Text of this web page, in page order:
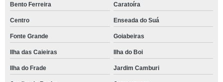
Bento Ferreira Caratoíra
Centro Enseada do Suá
Fonte Grande Goiabeiras
Ilha das Caieiras Ilha do Boi
Ilha do Frade Jardim Camburi